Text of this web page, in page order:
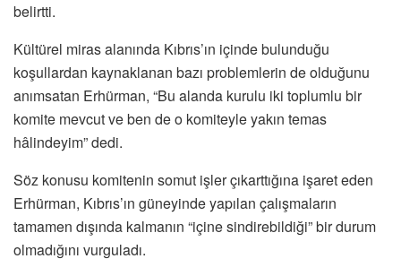
belirtti.
Kültürel miras alanında Kıbrıs’ın içinde bulunduğu
koşullardan kaynaklanan bazı problemlerin de olduğunu
anımsatan Erhürman, “Bu alanda kurulu iki toplumlu bir
komite mevcut ve ben de o komiteyle yakın temas
hâlindeyim” dedi.
Söz konusu komitenin somut işler çıkarttığına işaret eden
Erhürman, Kıbrıs’ın güneyinde yapılan çalışmaların
tamamen dışında kalmanın “içine sindirebildiği” bir durum
olmadığını vurguladı.